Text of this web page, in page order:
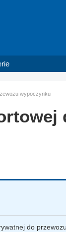
wypoczynku
do